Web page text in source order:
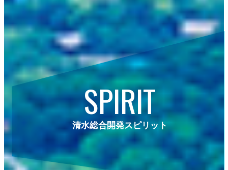
SPIRIT
清水総合開発スピリット